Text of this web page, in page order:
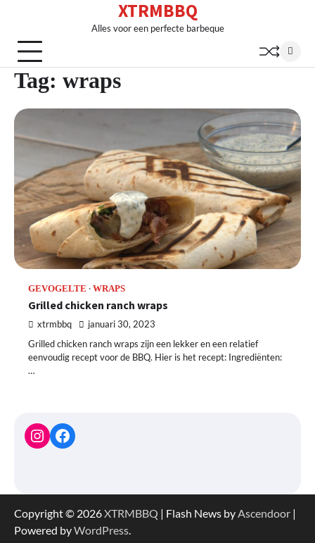
content
XTRMBBQ
Alles voor een perfecte barbeque
Tag: wraps
GEVOGELTE WRAPS
Grilled chicken ranch wraps
xtrmbbq januari 30, 2023
Grilled chicken ranch wraps zijn een lekker en een relatief
eenvoudig recept voor de BBQ. Hier is het recept: Ingrediënten:
…
Instagram
Facebook
Copyright © 2026XTRMBBQ | Flash News byAscendoor |
Powered byWordPress.